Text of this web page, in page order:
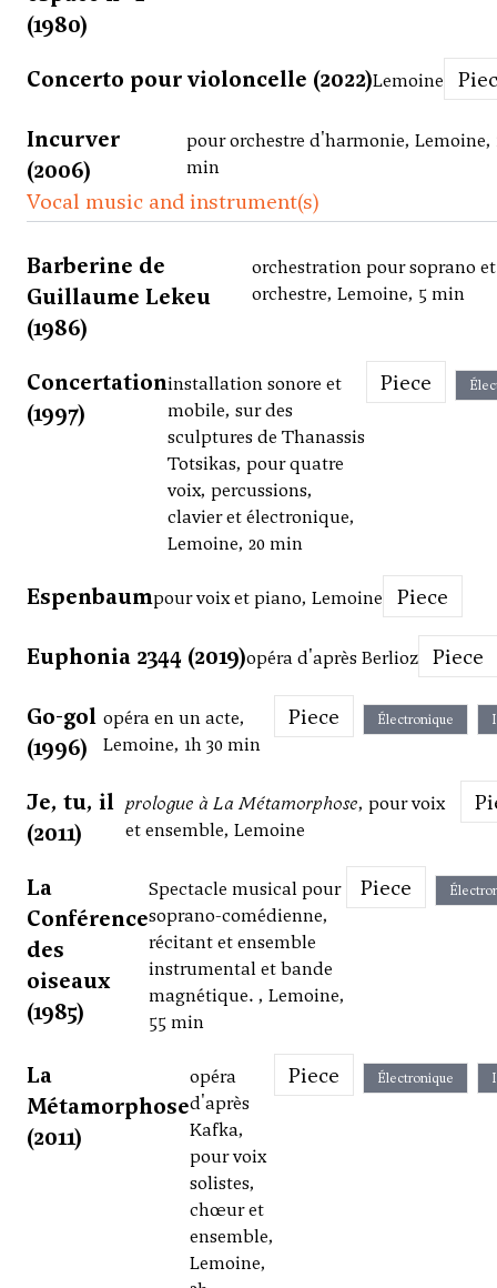
(1980)
Concerto pour violoncelle (2022)Lemoine
Incurver
(2006)
pour orchestre d'harmonie, Lemoine,
min
Vocal music and instrument(s)
Barberine de
Guillaume Lekeu
(1986)
orchestration pour soprano
orchestre, Lemoine, 5 min
Concertation
(1997)
installation sonore et
mobile, sur des
sculptures de Thanassis
Totsikas, pour quatre
voix, percussions,
clavier et électronique,
Lemoine, 20 min
Piece
Espenbaumpour voix et piano, Lemoine Piece
Euphonia 2344 (2019)opéra d'après Berlioz Piece
Go-gol
(1996)
opéra en un acte,
Lemoine, 1h 30 min
Piece Électronique
Je, tu, il
(2011)
prologue à La Métamorphose, pour voix
et ensemble, Lemoine
La
Conférence
des
oiseaux
(1985)
Spectacle musical pour
soprano-comédienne,
récitant et ensemble
instrumental et bande
magnétique. , Lemoine,
55 min
Piece
La
Métamorphose
(2011)
opéra
d'après
Kafka,
pour voix
solistes,
chœur et
ensemble,
Lemoine,
Piece Électronique